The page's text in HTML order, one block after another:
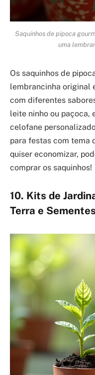
Saquinhos de pipoca
uma
Os saquinhos de
lembrancinha original
com diferentes
leite ninho ou paçoca,
celofane
para festas com tema
quiser economizar,
comprar os saquinhos!
10. Kits de
Terra e Sementes